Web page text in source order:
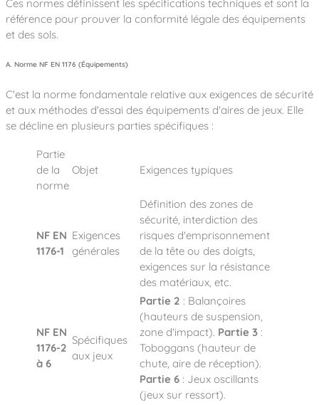
Ces normes définissent les spécifications techniques et sont la
référence pour prouver la conformité légale des équipements
et des sols.
A. Norme NF EN 1176 (Équipements)
C'est la norme fondamentale relative aux exigences de sécurité
et aux méthodes d'essai des équipements d'aires de jeux. Elle
se décline en plusieurs parties spécifiques :
Partie
de la
norme
Objet Exigences typiques
NF EN
1176-1
Exigences
générales
Définition des zones de
sécurité, interdiction des
risques d'emprisonnement
de la tête ou des doigts,
exigences sur la résistance
des matériaux, etc.
NF EN
1176-2
à 6
Spécifiques
aux jeux
Partie 2 : Balançoires
(hauteurs de suspension,
zone d'impact). Partie 3 :
Toboggans (hauteur de
chute, aire de réception).
Partie 6 : Jeux oscillants
(jeux sur ressort).